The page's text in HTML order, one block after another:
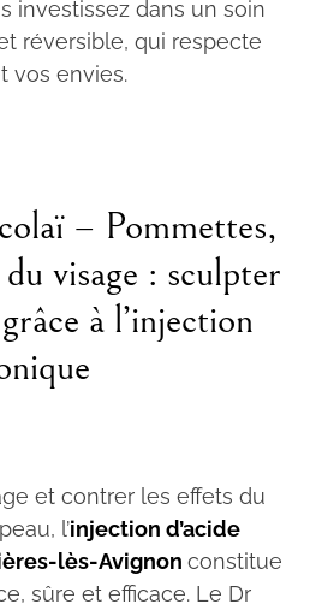
investissez dans un soin
réversible, qui respecte
vos envies.
– Pommettes,
visage : sculpter
à l’injection
et contrer les effets du
l’injection d’acide
lès-Avignon constitue
sûre et efficace. Le Dr